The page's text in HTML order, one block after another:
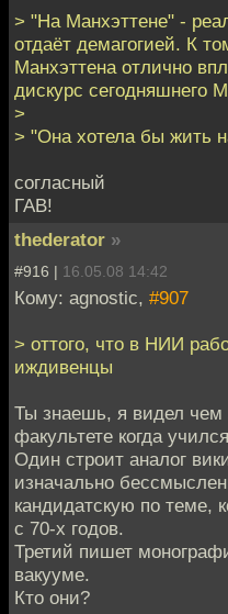
> "На Манхэттене" -
отдаёт демагогией. К
Манхэттена отлично
дискурс сегодняшнего
>
> "Она хотела бы жить
согласный
ГАВ!
thederator »
#916 | 16.05.08 14:42
Кому: agnostic, #907
> оттого, что в НИИ
иждивенцы
Ты знаешь, я видел
факультете когда
Один строит аналог
изначально
кандидатскую по теме,
с 70-х годов.
Третий пишет
вакууме.
Кто они?